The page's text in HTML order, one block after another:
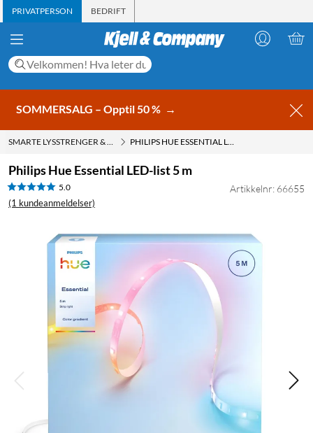
PRIVATPERSON BEDRIFT
SOMMERSALG – Opptil 50 % →
SMARTE LYSSTRENGER & LED-STRIPS PHILIPS HUE ESSENTIAL LED-LIST 5 M
Philips Hue Essential LED-list 5 m
5.0
(1 kundeanmeldelser)
Artikkelnr: 66655